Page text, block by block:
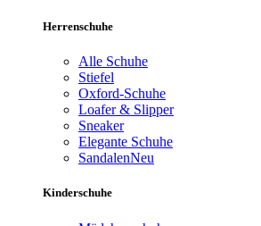
Herrenschuhe
Alle Schuhe
Stiefel
Oxford-Schuhe
Loafer & Slipper
Sneaker
Elegante Schuhe
SandalenNeu
Kinderschuhe